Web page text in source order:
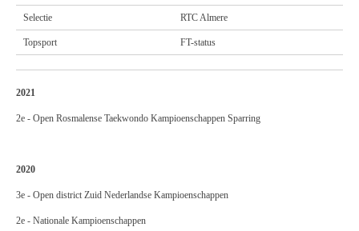
Selectie RTC Almere
Topsport FT-status
2021
2e - Open Rosmalense Taekwondo Kampioenschappen Sparring
2020
3e - Open district Zuid Nederlandse Kampioenschappen
2e - Nationale Kampioenschappen